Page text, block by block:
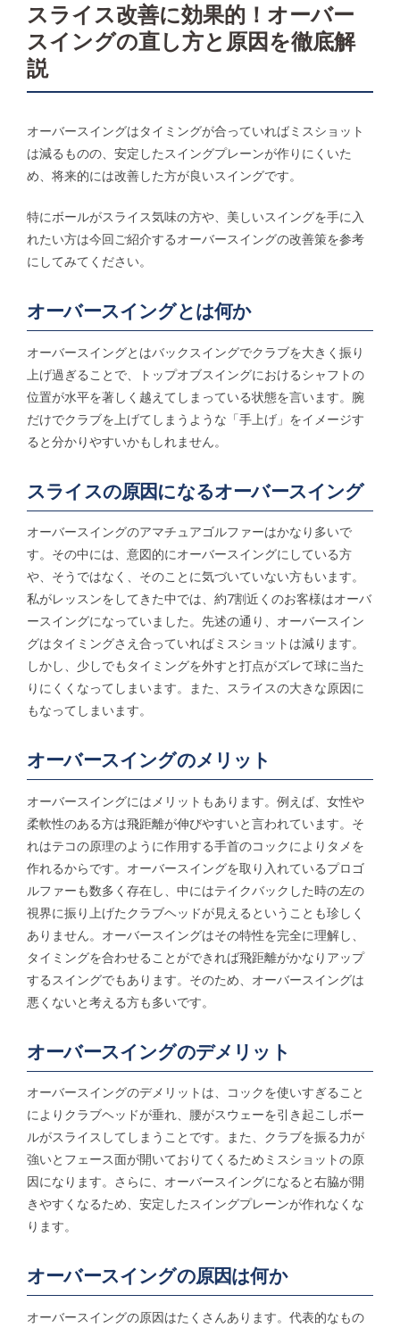
スライス改善に効果的！オーバー
スイングの直し方と原因を徹底解
説
オーバースイングはタイミングが合っていればミスショット
は減るものの、安定したスイングプレーンが作りにくいた
め、将来的には改善した方が良いスイングです。
特にボールがスライス気味の方や、美しいスイングを手に入
れたい方は今回ご紹介するオーバースイングの改善策を参考
にしてみてください。
オーバースイングとは何か
オーバースイングとはバックスイングでクラブを大きく振り
上げ過ぎることで、トップオブスイングにおけるシャフトの
位置が水平を著しく越えてしまっている状態を言います。腕
だけでクラブを上げてしまうような「手上げ」をイメージす
ると分かりやすいかもしれません。
スライスの原因になるオーバースイング
オーバースイングのアマチュアゴルファーはかなり多いで
す。その中には、意図的にオーバースイングにしている方
や、そうではなく、そのことに気づいていない方もいます。
私がレッスンをしてきた中では、約7割近くのお客様はオーバ
ースイングになっていました。先述の通り、オーバースイン
グはタイミングさえ合っていればミスショットは減ります。
しかし、少しでもタイミングを外すと打点がズレて球に当た
りにくくなってしまいます。また、スライスの大きな原因に
もなってしまいます。
オーバースイングのメリット
オーバースイングにはメリットもあります。例えば、女性や
柔軟性のある方は飛距離が伸びやすいと言われています。そ
れはテコの原理のように作用する手首のコックによりタメを
作れるからです。オーバースイングを取り入れているプロゴ
ルファーも数多く存在し、中にはテイクバックした時の左の
視界に振り上げたクラブヘッドが見えるということも珍しく
ありません。オーバースイングはその特性を完全に理解し、
タイミングを合わせることができれば飛距離がかなりアップ
するスイングでもあります。そのため、オーバースイングは
悪くないと考える方も多いです。
オーバースイングのデメリット
オーバースイングのデメリットは、コックを使いすぎること
によりクラブヘッドが垂れ、腰がスウェーを引き起こしボー
ルがスライスしてしまうことです。また、クラブを振る力が
強いとフェース面が開いておりてくるためミスショットの原
因になります。さらに、オーバースイングになると右脇が開
きやすくなるため、安定したスイングプレーンが作れなくな
ります。
オーバースイングの原因は何か
オーバースイングの原因はたくさんあります。代表的なもの